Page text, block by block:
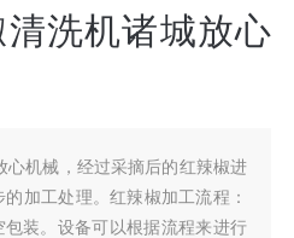
洗机诸城放心
机械，经过采摘后的红辣椒进
加工处理。红辣椒加工流程：
装。设备可以根据流程来进行